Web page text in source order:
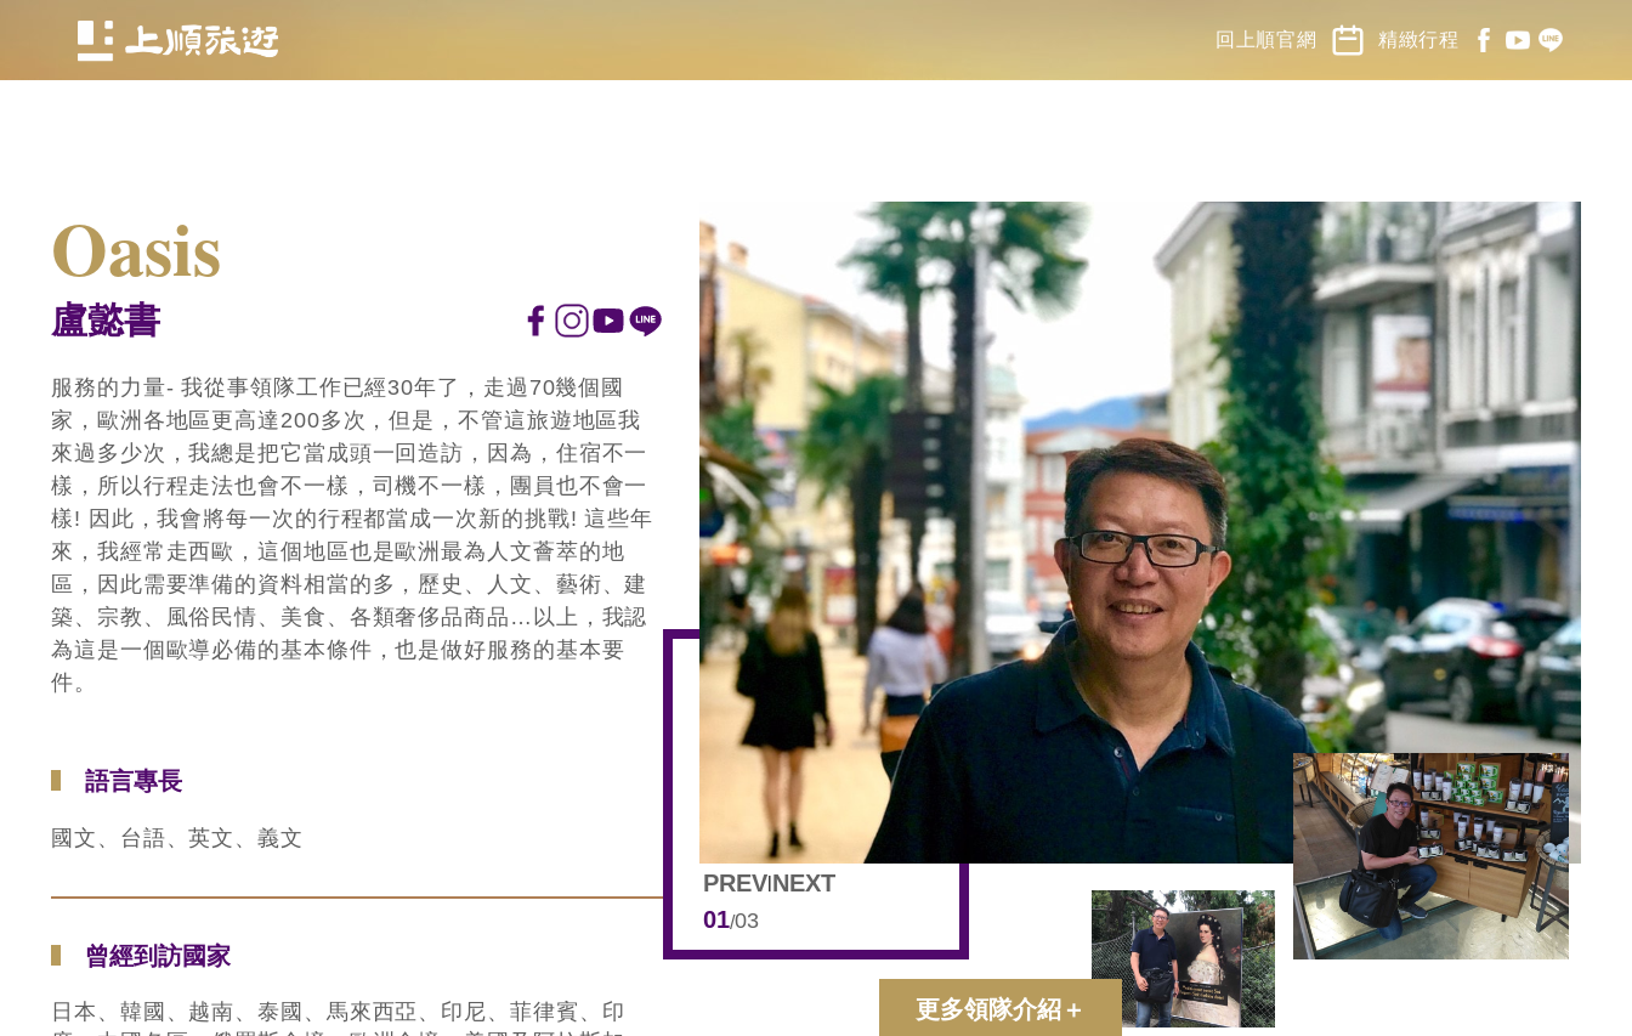
Logo
回上順官網
精緻行程
Oasis
盧懿書
服務的力量- 我從事領隊工作已經30年了，走過70幾個國
家，歐洲各地區更高達200多次，但是，不管這旅遊地區我
來過多少次，我總是把它當成頭一回造訪，因為，住宿不一
樣，所以行程走法也會不一樣，司機不一樣，團員也不會一
樣! 因此，我會將每一次的行程都當成一次新的挑戰! 這些年
來，我經常走西歐，這個地區也是歐洲最為人文薈萃的地
區，因此需要準備的資料相當的多，歷史、人文、藝術、建
築、宗教、風俗民情、美食、各類奢侈品商品…以上，我認
為這是一個歐導必備的基本條件，也是做好服務的基本要
件。
語言專長
國文、台語、英文、義文
曾經到訪國家
日本、韓國、越南、泰國、馬來西亞、印尼、菲律賓、印
PREV|NEXT
01/03
更多領隊介紹＋